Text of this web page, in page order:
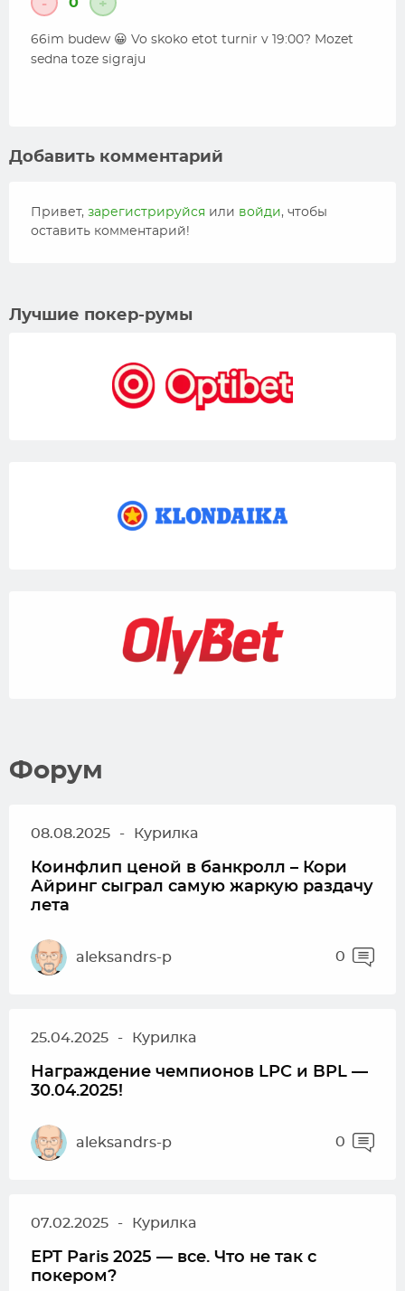
- +
66im budew 😀 Vo skoko etot turnir v 19:00? Mozet
sedna toze sigraju
Добавить комментарий
Привет, зарегистрируйся или войди, чтобы
оставить комментарий!
Лучшие покер-румы
Форум
08.08.2025 - Курилка
Коинфлип ценой в банкролл – Кори
Айринг сыграл самую жаркую раздачу
лета
aleksandrs-p 0
25.04.2025 - Курилка
Награждение чемпионов LPC и BPL —
30.04.2025!
aleksandrs-p 0
07.02.2025 - Курилка
EPT Paris 2025 — все. Что не так с
покером?